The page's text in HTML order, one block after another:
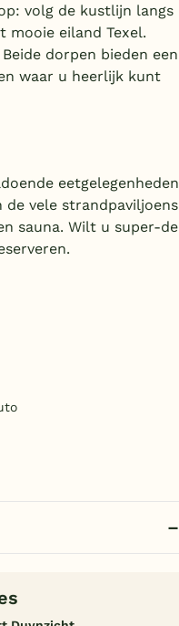
volg de kustlijn langs
mooie eiland Texel.
dorpen bieden een
waar u heerlijk kunt
vele strandpaviljoens
sauna. Wilt u super-